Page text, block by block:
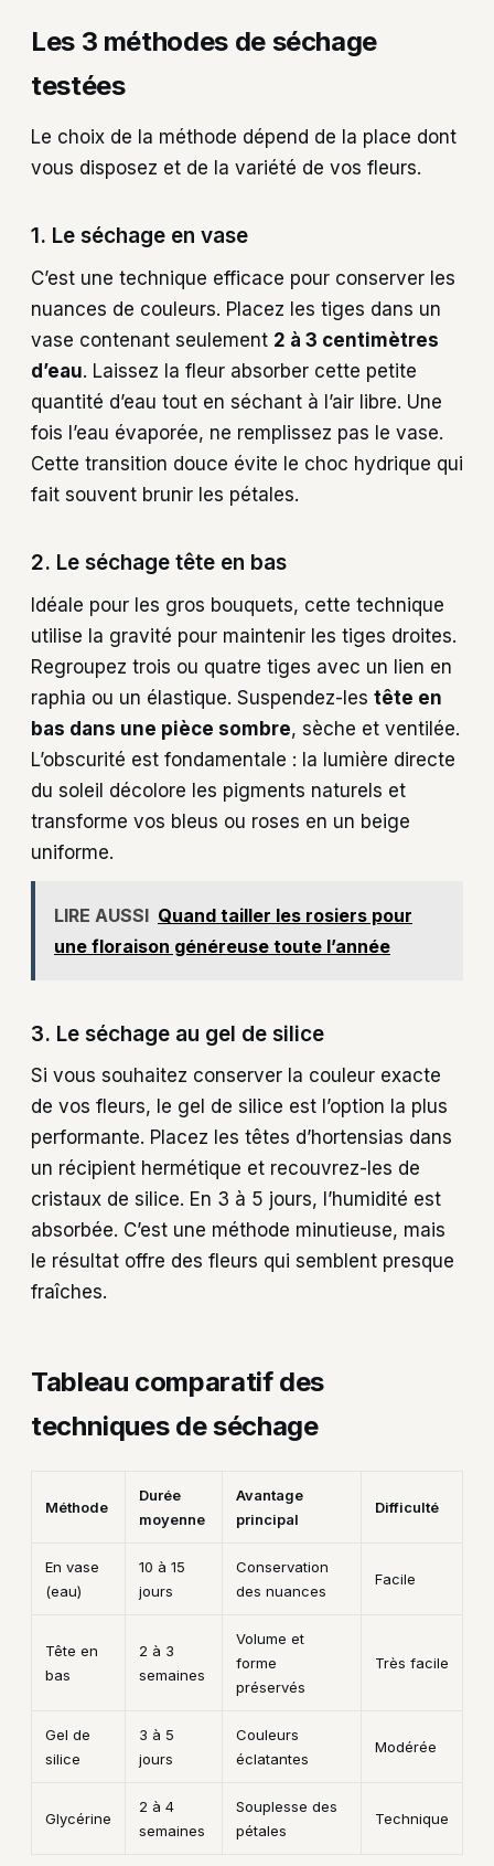
Les 3 méthodes de séchage
testées
Le choix de la méthode dépend de la place dont
vous disposez et de la variété de vos fleurs.
1. Le séchage en vase
C’est une technique efficace pour conserver les
nuances de couleurs. Placez les tiges dans un
vase contenant seulement 2 à 3 centimètres
d’eau. Laissez la fleur absorber cette petite
quantité d’eau tout en séchant à l’air libre. Une
fois l’eau évaporée, ne remplissez pas le vase.
Cette transition douce évite le choc hydrique qui
fait souvent brunir les pétales.
2. Le séchage tête en bas
Idéale pour les gros bouquets, cette technique
utilise la gravité pour maintenir les tiges droites.
Regroupez trois ou quatre tiges avec un lien en
raphia ou un élastique. Suspendez-les tête en
bas dans une pièce sombre, sèche et ventilée.
L’obscurité est fondamentale : la lumière directe
du soleil décolore les pigments naturels et
transforme vos bleus ou roses en un beige
uniforme.
LIRE AUSSI Quand tailler les rosiers pour
une floraison généreuse toute l’année
3. Le séchage au gel de silice
Si vous souhaitez conserver la couleur exacte
de vos fleurs, le gel de silice est l’option la plus
performante. Placez les têtes d’hortensias dans
un récipient hermétique et recouvrez-les de
cristaux de silice. En 3 à 5 jours, l’humidité est
absorbée. C’est une méthode minutieuse, mais
le résultat offre des fleurs qui semblent presque
fraîches.
Tableau comparatif des
techniques de séchage
Méthode
Durée
moyenne
Avantage
principal
Difficulté
En vase
(eau)
10 à 15
jours
Conservation
des nuances
Facile
Tête en
bas
2 à 3
semaines
Volume et
forme
préservés
Très facile
Gel de
silice
3 à 5
jours
Couleurs
éclatantes
Modérée
Glycérine
2 à 4
semaines
Souplesse des
pétales
Technique